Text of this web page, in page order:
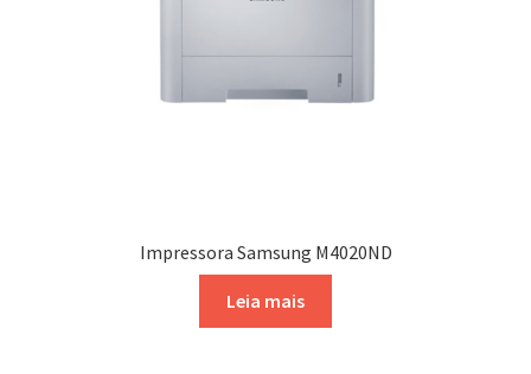
Impressora Samsung M4020ND
Leia mais